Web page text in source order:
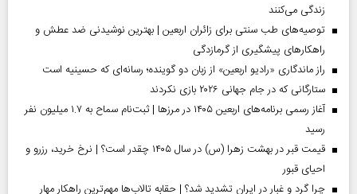
زندگی می‌کنند
توصیه‌های طب سنتی برای زائران اربعین | بهترین نوشیدنی ضد عطش و
راهکارهای پیشگیری از گرمازدگی
راز ماندگاری «رادیو اربعین» از زبان دو گوینده؛ رسانه‌ای که حسینیه است
ستارگانی که در جام جهانی ۲۰۲۶ بازی نکردند
آغاز رسمی برنامه‌های اربعین ۱۴۰۵ در مرز‌ها | ثبت‌نام سماح به ۱.۷ میلیون نفر
رسید
قیمت قبر در بهشت زهرا (س) در سال ۱۴۰۵ چقدر است؟ | نرخ خرید، رزرو و
احیای قبور
چرا گرد و غبار در ایران تشدید شد؟ | حقابه تالاب‌ها مهم‌ترین راهکار مهار